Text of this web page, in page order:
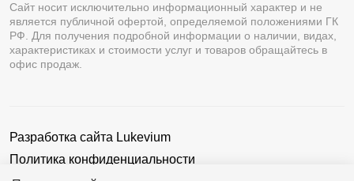
Сайт носит исключительно информационный характер и не
является публичной офертой, определяемой положениями ГК
РФ. Для получения подробной информации о наличии, видах,
характеристиках и стоимости услуг и товаров обращайтесь в
офис продаж.
Разработка сайта Lukevium
Политика конфиденциальности
Пользовательское соглашение